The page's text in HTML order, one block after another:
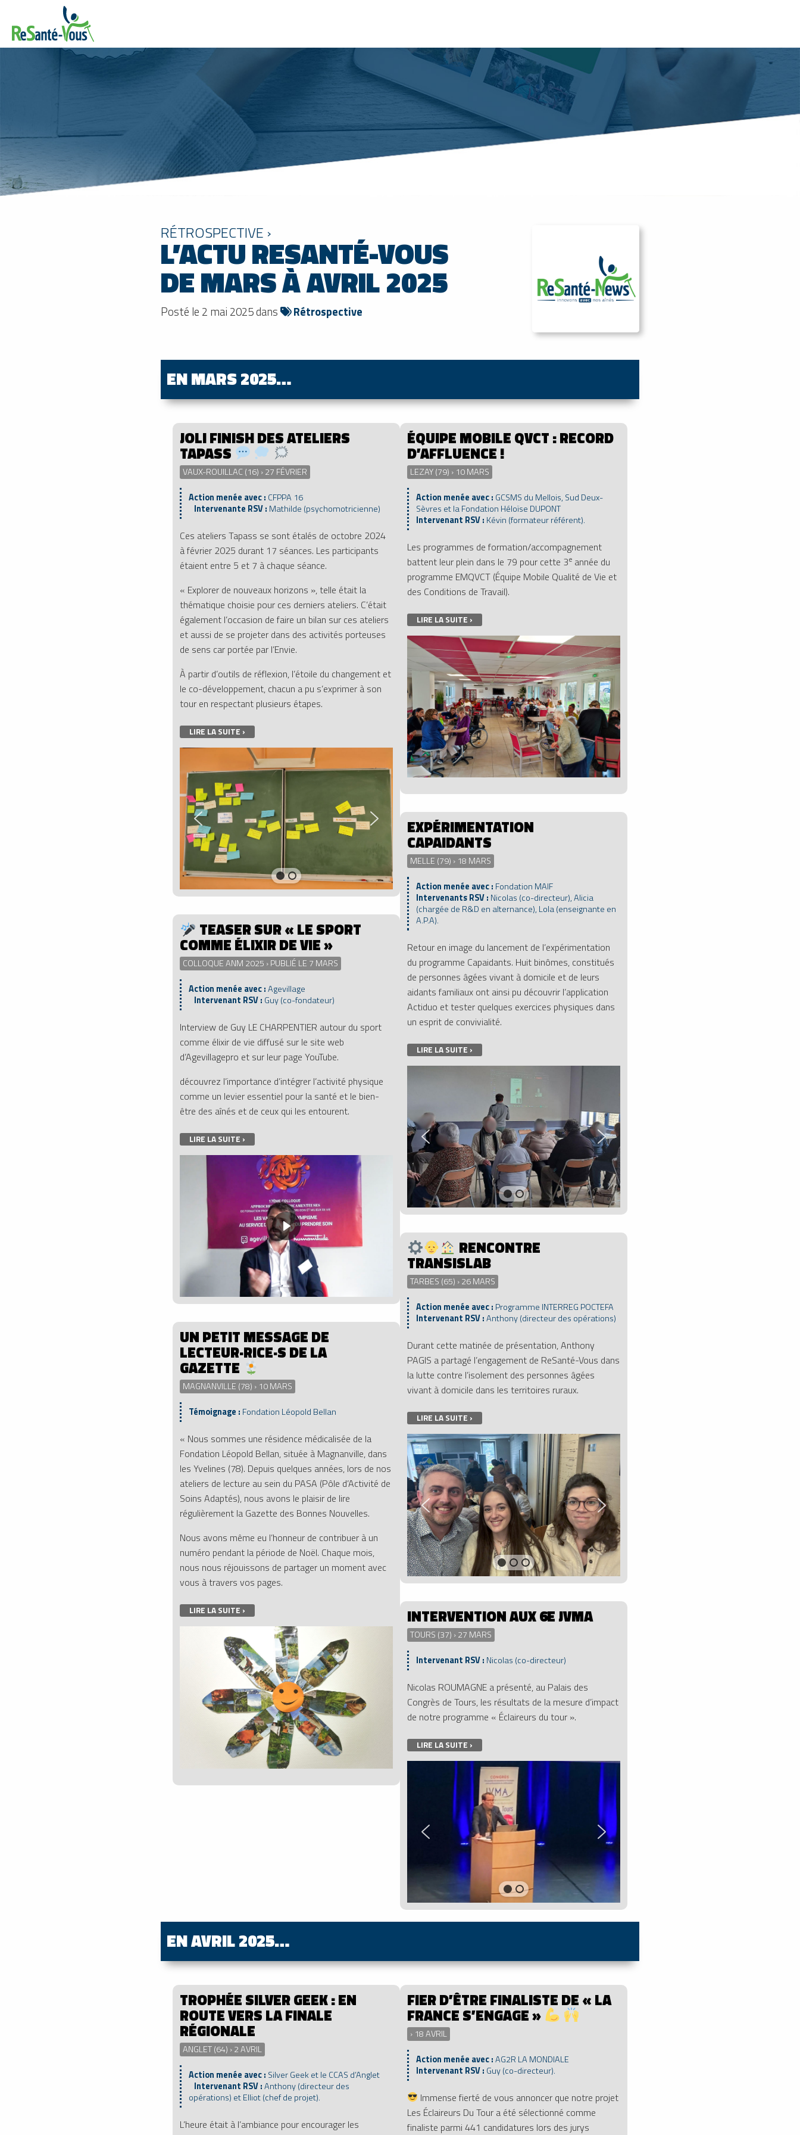
RÉTROSPECTIVE ›
L’ACTU RESANTÉ-VOUS
DE MARS À AVRIL 2025
Posté le 2 mai 2025 dans Rétrospective
EN MARS 2025…
JOLI FINISH DES ATELIERS
TAPASS
VAUX-ROUILLAC (16) › 27 FÉVRIER
Action menée avec : CFPPA 16
Intervenante RSV : Mathilde (psychomotricienne)
Ces ateliers Tapass se sont étalés de octobre 2024
à février 2025 durant 17 séances. Les participants
étaient entre 5 et 7 à chaque séance.
« Explorer de nouveaux horizons », telle était la
thématique choisie pour ces derniers ateliers. C’était
également l’occasion de faire un bilan sur ces ateliers
et aussi de se projeter dans des activités porteuses
de sens car portée par l’Envie.
À partir d’outils de réflexion, l’étoile du changement et
le co-développement, chacun a pu s’exprimer à son
tour en respectant plusieurs étapes.
LIRE LA SUITE ›
TEASER SUR « LE SPORT
COMME ÉLIXIR DE VIE »
COLLOQUE ANM 2025 › PUBLIÉ LE 7 MARS
Action menée avec :Agevillage
Intervenant RSV : Guy (co-fondateur)
Interview de Guy LE CHARPENTIER autour du sport
comme élixir de vie diffusé sur le site web
d’Agevillagepro et sur leur page YouTube.
découvrez l’importance d’intégrer l’activité physique
comme un levier essentiel pour la santé et le bien-
être des aînés et de ceux qui les entourent.
LIRE LA SUITE ›
UN PETIT MESSAGE DE
LECTEUR·RICE·S DE LA
GAZETTE
MAGNANVILLE (78) › 10 MARS
Témoignage : Fondation Léopold Bellan
« Nous sommes une résidence médicalisée de la
Fondation Léopold Bellan, située à Magnanville, dans
les Yvelines (78). Depuis quelques années, lors de nos
ateliers de lecture au sein du PASA (Pôle d’Activité de
Soins Adaptés), nous avons le plaisir de lire
régulièrement la Gazette des Bonnes Nouvelles.
Nous avons même eu l’honneur de contribuer à un
numéro pendant la période de Noël. Chaque mois,
nous nous réjouissons de partager un moment avec
vous à travers vos pages.
LIRE LA SUITE ›
ÉQUIPE MOBILE QVCT : RECORD
D’AFFLUENCE !
LEZAY (79) › 10 MARS
Action menée avec : GCSMS du Mellois, Sud Deux-
Sèvres et la Fondation Héloïse DUPONT
Intervenant RSV : Kévin (formateur référent).
Les programmes de formation/accompagnement
battent leur plein dans le 79 pour cette 3eannée du
programme EMQVCT (Équipe Mobile Qualité de Vie et
des Conditions de Travail).
LIRE LA SUITE ›
EXPÉRIMENTATION
CAPAIDANTS
MELLE (79) › 18 MARS
Action menée avec : Fondation MAIF
Intervenants RSV : Nicolas (co-directeur), Alicia
(chargée de R&D en alternance), Lola (enseignante en
A.P.A).
Retour en image du lancement de l’expérimentation
du programme Capaidants. Huit binômes, constitués
de personnes âgées vivant à domicile et de leurs
aidants familiaux ont ainsi pu découvrir l’application
Actiduo et tester quelques exercices physiques dans
un esprit de convivialité.
LIRE LA SUITE ›
RENCONTRE
TRANSISLAB
TARBES (65) › 26 MARS
Action menée avec : Programme INTERREG POCTEFA
Intervenant RSV :Anthony (directeur des opérations)
Durant cette matinée de présentation, Anthony
PAGIS a partagé l’engagement de ReSanté-Vous dans
la lutte contre l’isolement des personnes âgées
vivant à domicile dans les territoires ruraux.
LIRE LA SUITE ›
INTERVENTION AUX 6E JVMA
TOURS (37) › 27 MARS
Intervenant RSV : Nicolas (co-directeur)
Nicolas ROUMAGNE a présenté, au Palais des
Congrès de Tours, les résultats de la mesure d’impact
de notre programme « Éclaireurs du tour ».
LIRE LA SUITE ›
EN AVRIL 2025…
TROPHÉE SILVER GEEK : EN
ROUTE VERS LA FINALE
RÉGIONALE
ANGLET (64) › 2 AVRIL
Action menée avec : Silver Geek et le CCAS d’Anglet
Intervenant RSV :Anthony (directeur des
opérations) et Elliot (chef de projet).
L’heure était à l’ambiance pour encourager les
FIER D’ÊTRE FINALISTE DE « LA
FRANCE S’ENGAGE »
› 18 AVRIL
Action menée avec :AG2R LA MONDIALE
Intervenant RSV : Guy (co-directeur).
Immense fierté de vous annoncer que notre projet
Les Éclaireurs Du Tour a été sélectionné comme
finaliste parmi 441 candidatures lors des jurys